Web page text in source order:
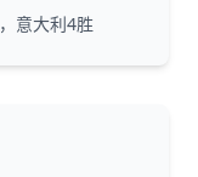
意大利4胜